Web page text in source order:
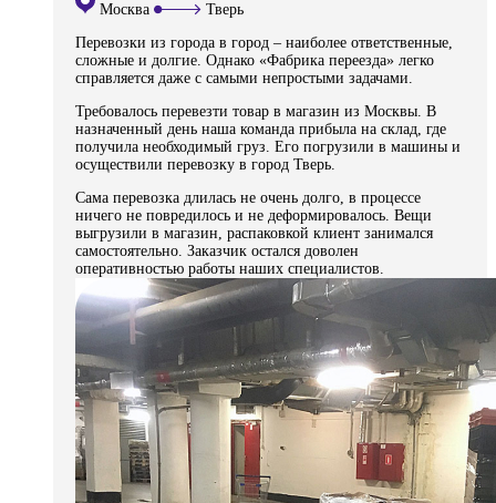
Москва
Тверь
Перевозки из города в город – наиболее ответственные,
сложные и долгие. Однако «Фабрика переезда» легко
справляется даже с самыми непростыми задачами.
Требовалось перевезти товар в магазин из Москвы. В
назначенный день наша команда прибыла на склад, где
получила необходимый груз. Его погрузили в машины и
осуществили перевозку в город Тверь.
Сама перевозка длилась не очень долго, в процессе
ничего не повредилось и не деформировалось. Вещи
выгрузили в магазин, распаковкой клиент занимался
самостоятельно. Заказчик остался доволен
оперативностью работы наших специалистов.